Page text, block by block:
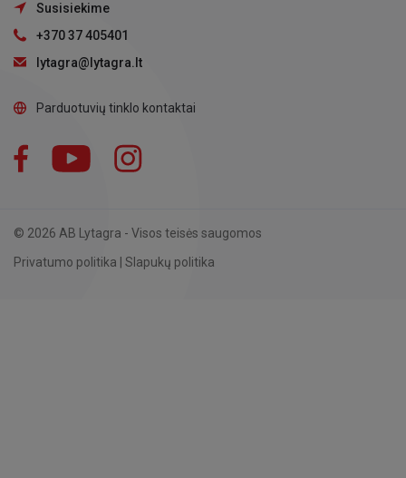
Susisiekime
+370 37 405401
lytagra@lytagra.lt
Parduotuvių tinklo kontaktai
Facebook YouTube
© 2026 AB Lytagra - Visos teisės saugomos
Privatumo politika
Slapukų politika